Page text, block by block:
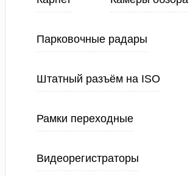
Парковочные радары
Штатный разъём на ISO
Рамки переходные
Видеорегистраторы